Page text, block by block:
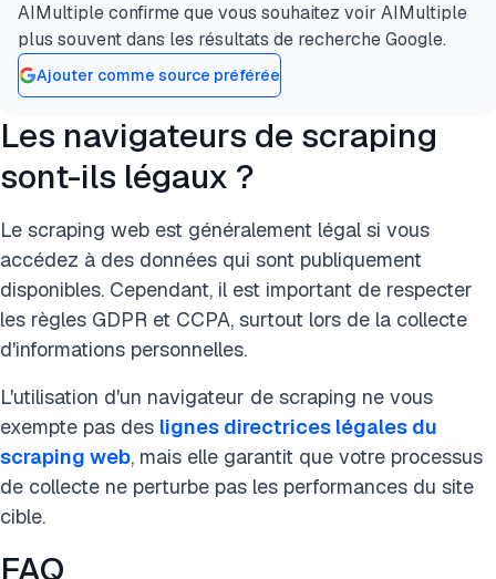
AIMultiple confirme que vous souhaitez voir AIMultiple
plus souvent dans les résultats de recherche Google.
Ajouter comme source préférée
Les navigateurs de scraping
sont-ils légaux ?
Le scraping web est généralement légal si vous
accédez à des données qui sont publiquement
disponibles. Cependant, il est important de respecter
les règles GDPR et CCPA, surtout lors de la collecte
d'informations personnelles.
L'utilisation d'un navigateur de scraping ne vous
exempte pas des lignes directrices légales du
scraping web, mais elle garantit que votre processus
de collecte ne perturbe pas les performances du site
cible.
FAQ